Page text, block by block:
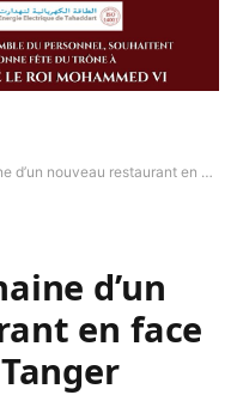
restaurant en face de la Marina de Tanger
d’un
en face